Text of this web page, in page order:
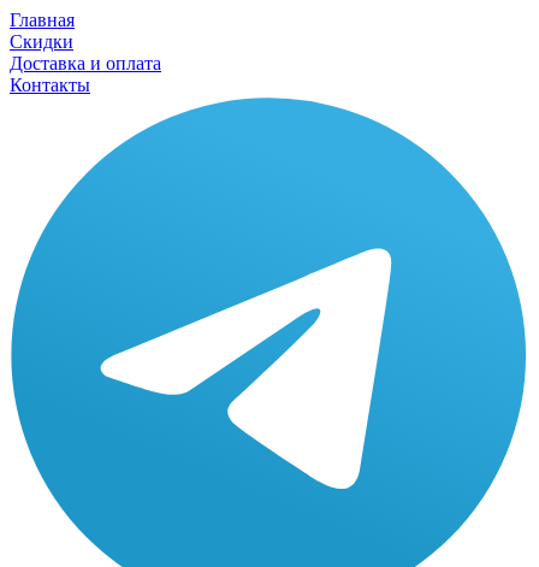
Главная
Скидки
Доставка и оплата
Контакты